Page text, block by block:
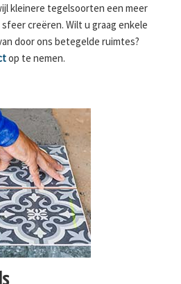
kleinere tegelsoorten een meer
creëren. Wilt u graag enkele
door ons betegelde ruimtes?
op te nemen.